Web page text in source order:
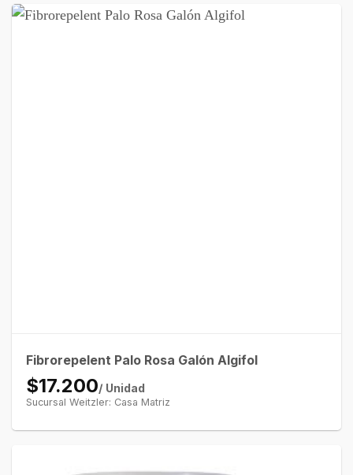
Fibrorepelent Palo Rosa Galón Algifol
$17.200/ Unidad
Sucursal Weitzler: Casa Matriz